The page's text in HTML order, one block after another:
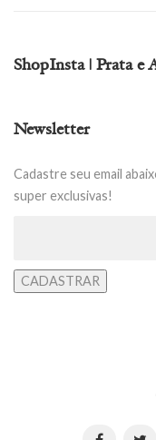
ShopInsta | Prata e
Newsletter
Cadastre seu email
super exclusivas!